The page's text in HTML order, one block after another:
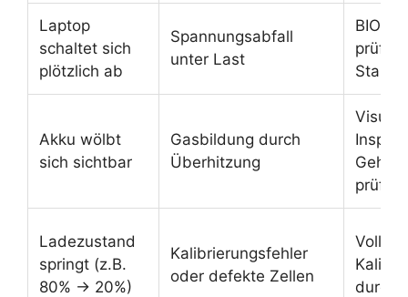
Laptop
schaltet sich
plötzlich ab
Spannungsabfall
unter Last
BIOS
prüfen
Start)
Akku wölbt
sich sichtbar
Gasbildung durch
Überhitzung
prüfen
Ladezustand
springt (z.B.
80% → 20%)
Kalibrierungsfehler
oder defekte Zellen